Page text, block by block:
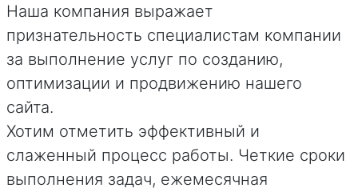
Наша компания выражает
признательность специалистам компании
за выполнение услуг по созданию,
оптимизации и продвижению нашего
сайта.
Хотим отметить эффективный и
слаженный процесс работы. Четкие сроки
выполнения задач, ежемесячная